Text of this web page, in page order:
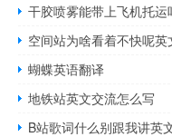
干胶喷雾能带上飞机托运
空间站为啥看着不快呢英
蝴蝶英语翻译
地铁站英文交流怎么写
B站歌词什么别跟我讲英